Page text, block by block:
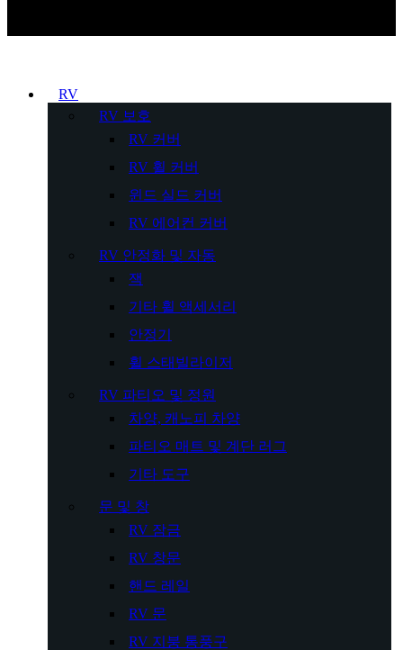
RV
RV 보호
RV 커버
RV 휠 커버
윈드 실드 커버
RV 에어컨 커버
RV 안정화 및 자동
잭
기타 휠 액세서리
안정기
휠 스태빌라이저
RV 파티오 및 정원
차양, 캐노피 차양
파티오 매트 및 계단 러그
기타 도구
문 및 창
RV 잠금
RV 창문
핸드 레일
RV 문
RV 지붕 통풍구